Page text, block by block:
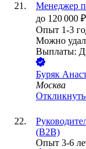
Менеджер
до 120 000 ₽
Опыт 1-3
Можно
Выплаты:
Буряк
Москва
(В2В)
Опыт 3-6